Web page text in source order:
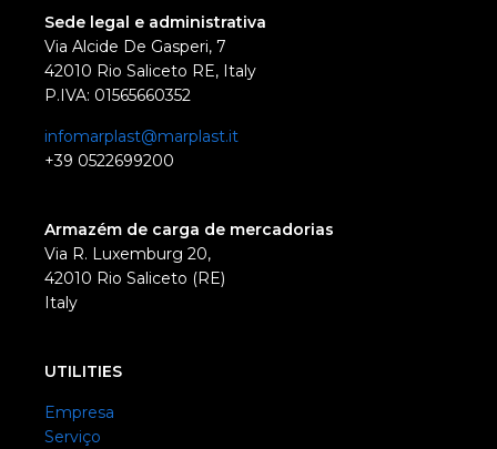
Sede legal e administrativa
Via Alcide De Gasperi, 7
42010 Rio Saliceto RE, Italy
P.IVA: 01565660352
infomarplast@marplast.it
+39 0522699200
Armazém de carga de mercadorias
Via R. Luxemburg 20,
42010 Rio Saliceto (RE)
Italy
UTILITIES
Empresa
Serviço